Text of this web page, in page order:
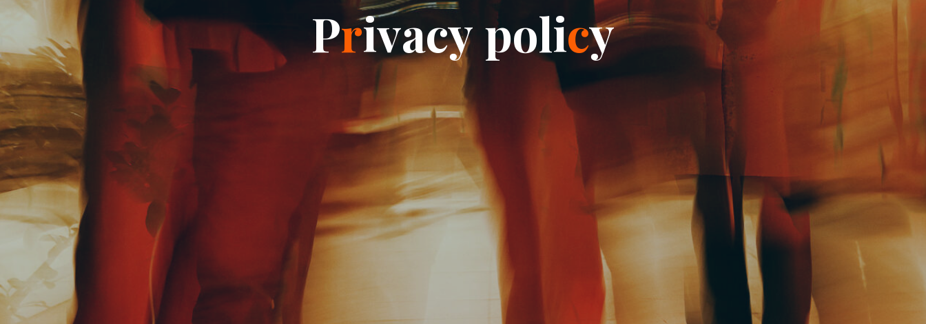
Privacy policy